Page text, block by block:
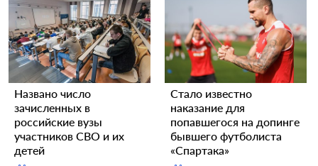
Названо число
зачисленных в
российские вузы
участников СВО и их
детей
Стало известно
наказание для
попавшегося на допинге
бывшего футболиста
«Спартака»